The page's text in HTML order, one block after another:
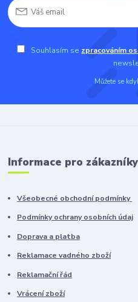
Souhlasím se zpracováním
Můžete se
Informace pro zákazníky
Všeobecné obchodní podmínky
Podmínky ochrany osobních údaj
Doprava a platba
Reklamace vadného zboží
Reklamační řád
Vrácení zboží